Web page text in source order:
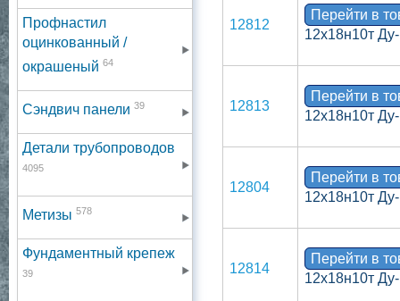
Профнастил
оцинкованный /
окрашеный 64
Сэндвич панели 39
Детали трубопроводов
4095
Метизы 578
Фундаментный крепеж
39
12812
Перейти в
12х18н10т
12813
Перейти в
12х18н10т
12804
Перейти в
12х18н10т
12814
Перейти в
12х18н10т